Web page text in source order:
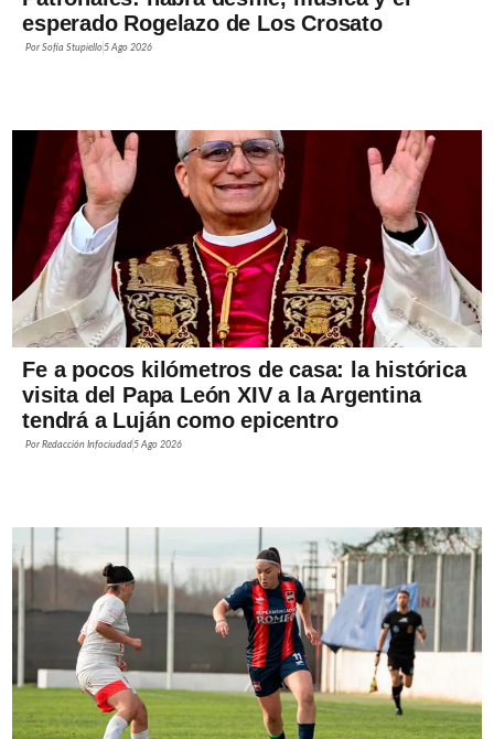
esperado Rogelazo de Los Crosato
PorSofía Stupiello5 Ago 2026
Fe a pocos kilómetros de casa: la histórica
visita del Papa León XIV a la Argentina
tendrá a Luján como epicentro
PorRedacción Infociudad5 Ago 2026